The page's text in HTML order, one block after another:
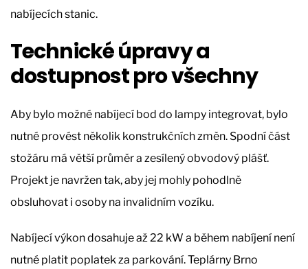
nabíjecích stanic.
Technické úpravy a
dostupnost pro všechny
Aby bylo možné nabíjecí bod do lampy integrovat, bylo
nutné provést několik konstrukčních změn. Spodní část
stožáru má větší průměr a zesílený obvodový plášť.
Projekt je navržen tak, aby jej mohly pohodlně
obsluhovat i osoby na invalidním vozíku.
Nabíjecí výkon dosahuje až 22 kW a během nabíjení není
nutné platit poplatek za parkování. Teplárny Brno